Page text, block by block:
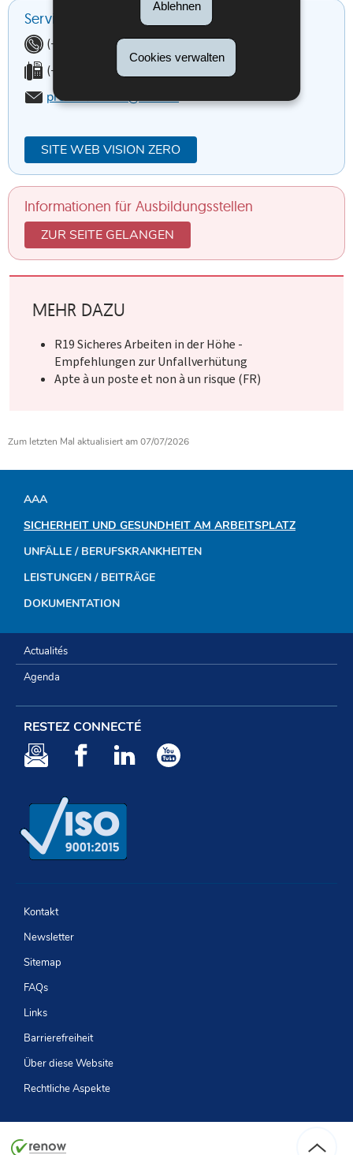
Ablehnen
Cookies verwalten
Service Prévention
Telefonnummer:
(+352) 261915-2201
Faxnummer:
(+352) 49 53 35
E-
prevention.aaa@secu.lu
SITE WEB VISION ZERO
Informationen für Ausbildungsstellen
ZUR SEITE GELANGEN
MEHR DAZU
R19 Sicheres Arbeiten in der Höhe -
Empfehlungen zur Unfallverhütung
Apte à un poste et non à un risque (FR)
Zum letzten Mal aktualisiert am07/07/2026
NAVIGATIONSMENÜ
AAA
SICHERHEIT UND GESUNDHEIT AM ARBEITSPLATZ
UNFÄLLE / BERUFSKRANKHEITEN
LEISTUNGEN / BEITRÄGE
DOKUMENTATION
Actualités
Agenda
RESTEZ CONNECTÉ
NewsletterFacebookLinkedIn
Kontakt
Newsletter
Sitemap
FAQs
Links
Barrierefreiheit
Über diese Website
Rechtliche Aspekte